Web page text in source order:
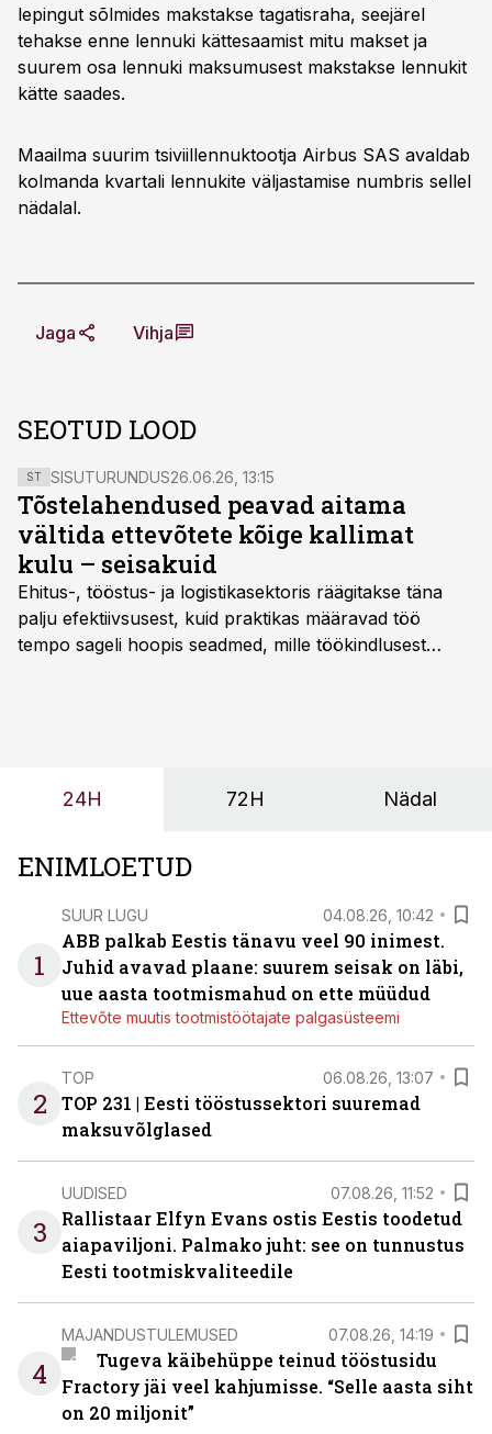
lepingut sõlmides makstakse tagatisraha, seejärel
tehakse enne lennuki kättesaamist mitu makset ja
suurem osa lennuki maksumusest makstakse lennukit
kätte saades.
Maailma suurim tsiviillennuktootja Airbus SAS avaldab
kolmanda kvartali lennukite väljastamise numbris sellel
nädalal.
Jaga Vihja
SEOTUD LOOD
ST SISUTURUNDUS26.06.26, 13:15
Tõstelahendused peavad aitama
vältida ettevõtete kõige kallimat
kulu – seisakuid
Ehitus-, tööstus- ja logistikasektoris räägitakse täna
palju efektiivsusest, kuid praktikas määravad töö
tempo sageli hoopis seadmed, mille töökindlusest
24H 72H Nädal
ENIMLOETUD
1
SUUR LUGU 04.08.26, 10:42
ABB palkab Eestis tänavu veel 90 inimest.
Juhid avavad plaane: suurem seisak on läbi,
uue aasta tootmismahud on ette müüdud
Ettevõte muutis tootmistöötajate palgasüsteemi
2
TOP 06.08.26, 13:07
TOP 231 | Eesti tööstussektori suuremad
maksuvõlglased
3
UUDISED 07.08.26, 11:52
Rallistaar Elfyn Evans ostis Eestis toodetud
aiapaviljoni. Palmako juht: see on tunnustus
Eesti tootmiskvaliteedile
4
MAJANDUSTULEMUSED 07.08.26, 14:19
Tugeva käibehüppe teinud tööstusidu
Fractory jäi veel kahjumisse. “Selle aasta siht
on 20 miljonit”